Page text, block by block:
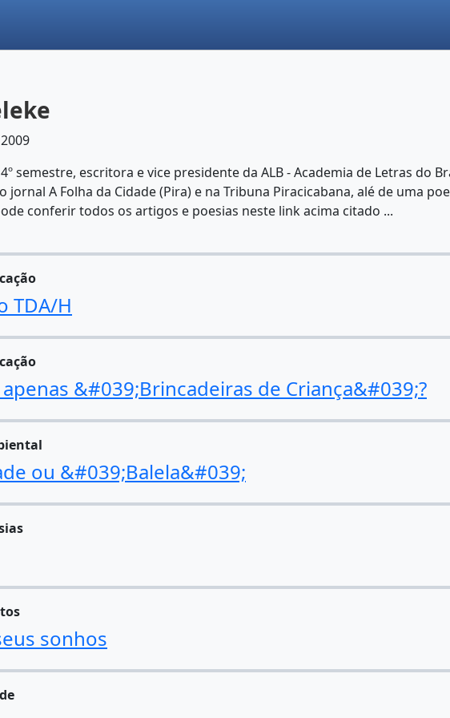
semestre, escritora e vice presidente da ALB - Academia de Letras do
A Folha da Cidade (Pira) e na Tribuna Piracicabana, alé de uma
conferir todos os artigos e poesias neste link acima citado ...
TDA/H
&#039;Brincadeiras de Criança&#039;?
ou &#039;Balela&#039;
sonhos